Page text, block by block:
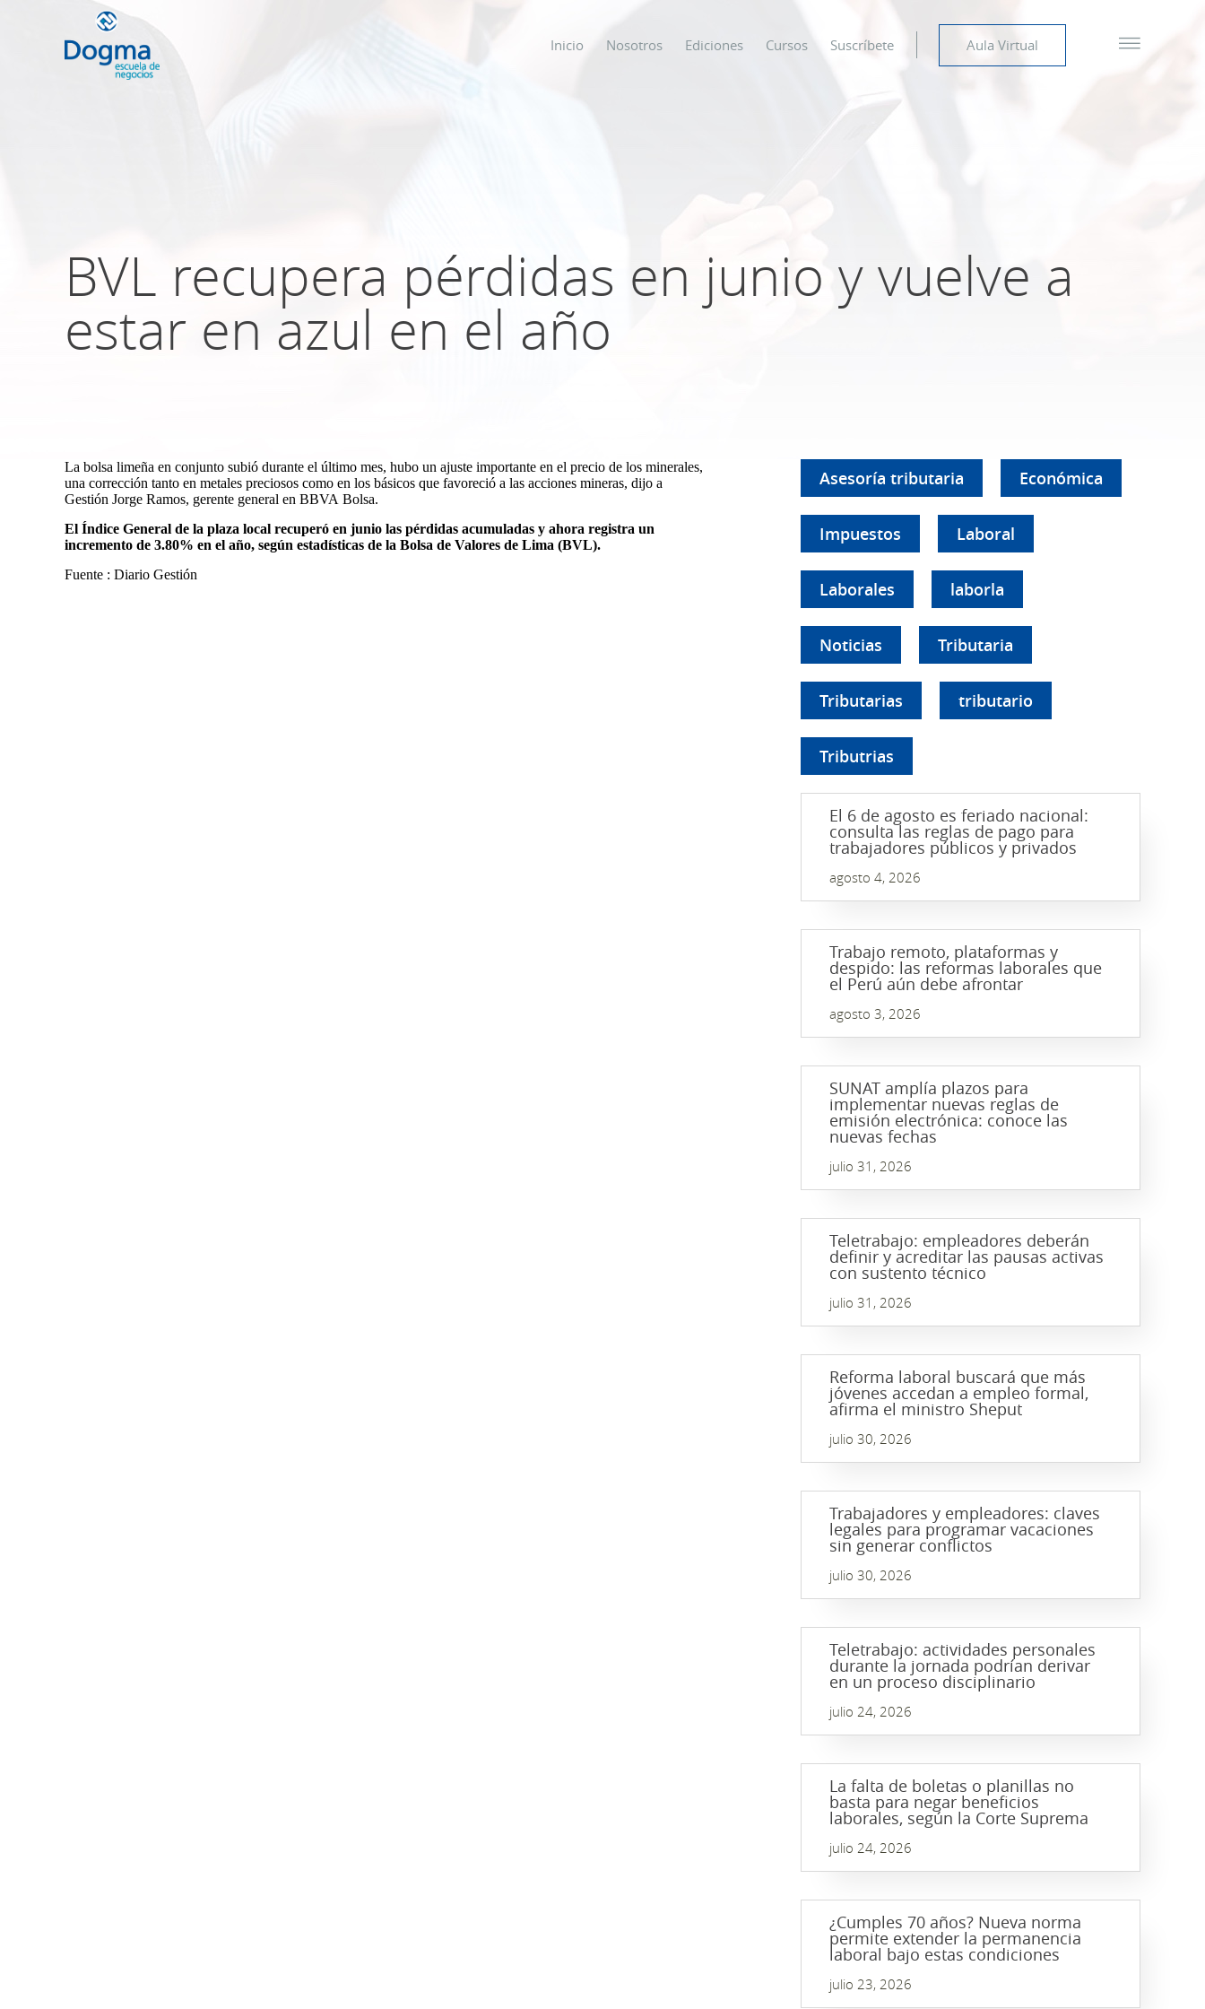
Inicio Nosotros Ediciones Cursos Suscríbete Aula Virtual
BVL recupera pérdidas en junio y vuelve a
estar en azul en el año
La bolsa limeña en conjunto subió durante el último mes, hubo un ajuste importante en el precio de los minerales,
una corrección tanto en metales preciosos como en los básicos que favoreció a las acciones mineras, dijo a
Gestión Jorge Ramos, gerente general en BBVA Bolsa.
El Índice General de la plaza local recuperó en junio las pérdidas acumuladas y ahora registra un
incremento de 3.80% en el año, según estadísticas de la Bolsa de Valores de Lima (BVL).
Fuente : Diario Gestión
Asesoría tributaria Económica
Impuestos Laboral
Laborales laborla
Noticias Tributaria
Tributarias tributario
Tributrias
El 6 de agosto es feriado nacional:
consulta las reglas de pago para
trabajadores públicos y privados
agosto 4, 2026
Trabajo remoto, plataformas y
despido: las reformas laborales que
el Perú aún debe afrontar
agosto 3, 2026
SUNAT amplía plazos para
implementar nuevas reglas de
emisión electrónica: conoce las
nuevas fechas
julio 31, 2026
Teletrabajo: empleadores deberán
definir y acreditar las pausas activas
con sustento técnico
julio 31, 2026
Reforma laboral buscará que más
jóvenes accedan a empleo formal,
afirma el ministro Sheput
julio 30, 2026
Trabajadores y empleadores: claves
legales para programar vacaciones
sin generar conflictos
julio 30, 2026
Teletrabajo: actividades personales
durante la jornada podrían derivar
en un proceso disciplinario
julio 24, 2026
La falta de boletas o planillas no
basta para negar beneficios
laborales, según la Corte Suprema
julio 24, 2026
¿Cumples 70 años? Nueva norma
permite extender la permanencia
laboral bajo estas condiciones
julio 23, 2026
TRIBUTACIÓN INTERNACIONAL | TODO SOBRE
NO DOMICILIADOS